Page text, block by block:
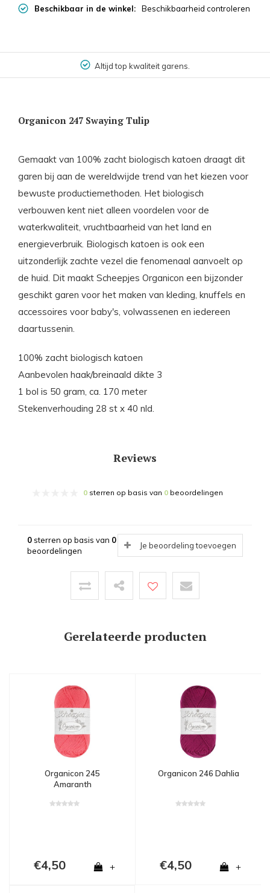
Beschikbaar in de winkel:
Beschikbaarheid controleren
Altijd top kwaliteit garens.
Organicon 247 Swaying Tulip
Gemaakt van 100% zacht biologisch katoen draagt dit
garen bij aan de wereldwijde trend van het kiezen voor
bewuste productiemethoden. Het biologisch
verbouwen kent niet alleen voordelen voor de
waterkwaliteit, vruchtbaarheid van het land en
energieverbruik. Biologisch katoen is ook een
uitzonderlijk zachte vezel die fenomenaal aanvoelt op
de huid. Dit maakt Scheepjes Organicon een bijzonder
geschikt garen voor het maken van kleding, knuffels en
accessoires voor baby's, volwassenen en iedereen
daartussenin.
100% zacht biologisch katoen
Aanbevolen haak/breinaald dikte 3
1 bol is 50 gram, ca. 170 meter
Stekenverhouding 28 st x 40 nld.
Reviews
0 sterren op basis van 0 beoordelingen
0sterren op basis van 0
beoordelingen
Je beoordeling toevoegen
Gerelateerde producten
Organicon 245
Amaranth
€4,50 +
Organicon 246 Dahlia
€4,50 +